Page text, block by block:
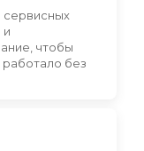
сервисных
и
чтобы
без